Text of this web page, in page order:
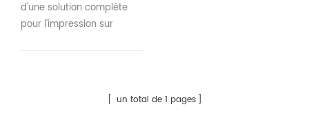
d'une solution complète
pour l'impression sur
obtenir une assistance
complète dès la première
un total de 1 pages